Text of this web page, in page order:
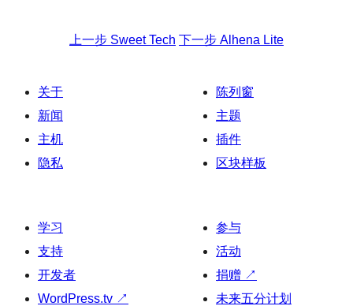
上一步 Sweet Tech 下一步 Alhena Lite
关于
新闻
主机
隐私
陈列窗
主题
插件
区块样板
学习
支持
开发者
WordPress.tv ↗
参与
活动
捐赠 ↗
未来五分计划